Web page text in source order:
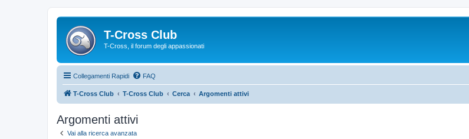
T-Cross Club
T-Cross, il forum degli appassionati
Collegamenti Rapidi FAQ
T-Cross Club T-Cross Club Cerca Argomenti attivi
Argomenti attivi
Vai alla ricerca avanzata